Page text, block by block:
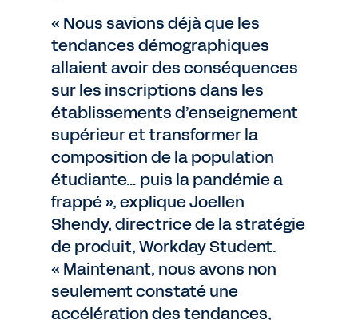
« Nous savions déjà que les
tendances démographiques
allaient avoir des conséquences
sur les inscriptions dans les
établissements d’enseignement
supérieur et transformer la
composition de la population
étudiante… puis la pandémie a
frappé », explique Joellen
Shendy, directrice de la stratégie
de produit, Workday Student.
« Maintenant, nous avons non
seulement constaté une
accélération des tendances,